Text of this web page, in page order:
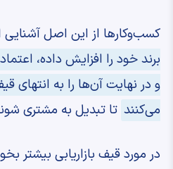
کسب‌وکارها از این اصل آشنایی
برند خود را افزایش داده،
و در نهایت آن‌ها را به انتهای
می‌کنند تا تبدیل به مشتری
در مورد قیف بازاریابی بیشتر